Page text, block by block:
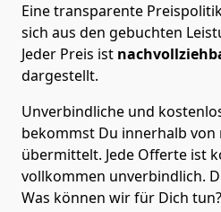
Eine transparente
sich aus den gebuchten
Jeder Preis ist
dargestellt.
Unverbindliche und
bekommst Du innerhalb von
übermittelt. Jede Offerte ist
vollkommen unverbindlich.
Was können wir für Dich tun?